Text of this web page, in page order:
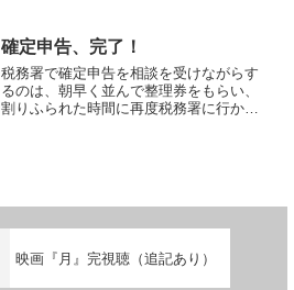
て、デジタルカメラは、４Kで動画を撮り
ました。４Kデータは、P...
確定申告、完了！
税務署で確定申告を相談を受けながらす
るのは、朝早く並んで整理券をもらい、
割りふられた時間に再度税務署に行かな
映画『月』完視聴（追記あり）